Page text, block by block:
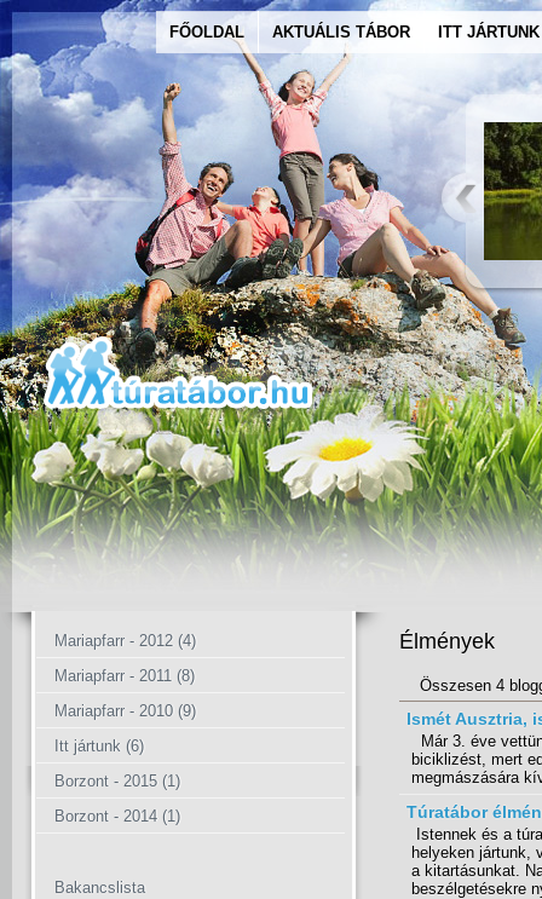
FŐOLDAL AKTUÁLIS TÁBOR ITT JÁRTUNK
Mariapfarr - 2012 (4)
Mariapfarr - 2011 (8)
Mariapfarr - 2010 (9)
Itt jártunk (6)
Borzont - 2015 (1)
Borzont - 2014 (1)
Bakancslista
Élmények
Összesen 4
Ismét Ausztria,
Már 3. éve
biciklizést, mert
megmászására
Túratábor
Istennek és a
helyeken jártunk,
a kitartásunkat.
beszélgetésekre